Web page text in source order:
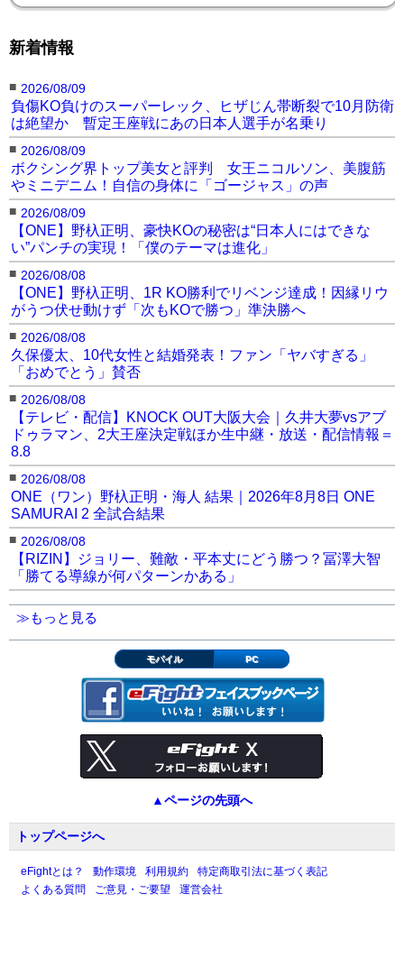
【フォト】際どすぎる
ル、”グラマラス”に生中継でも注目集まる
新着情報
■ 2026/08/09
負傷KO負けのスーパーレック、ヒザじん帯断裂で10月防衛
は絶望か 暫定王座戦にあの日本人選手が名乗り
■ 2026/08/09
ボクシング界トップ美女と評判 女王ニコルソン、美腹筋
やミニデニム！自信の身体に「ゴージャス」の声
■ 2026/08/09
【ONE】野杁正明、豪快KOの秘密は“日本人にはできな
い”パンチの実現！「僕のテーマは進化」
■ 2026/08/08
【ONE】野杁正明、1R KO勝利でリベンジ達成！因縁リウ
がうつ伏せ動けず「次もKOで勝つ」準決勝へ
■ 2026/08/08
久保優太、10代女性と結婚発表！ファン「ヤバすぎる」
「おめでとう」賛否
■ 2026/08/08
【テレビ・配信】KNOCK OUT大阪大会｜久井大夢vsアブ
ドゥラマン、2大王座決定戦ほか生中継・放送・配信情報＝
8.8
■ 2026/08/08
ONE（ワン）野杁正明・海人 結果｜2026年8月8日 ONE
SAMURAI 2 全試合結果
■ 2026/08/08
【RIZIN】ジョリー、難敵・平本丈にどう勝つ？冨澤大智
「勝てる導線が何パターンかある」
≫もっと見る
モバイル PC
▲ページの先頭へ
トップページへ
eFightとは？ 動作環境 利用規約
特定商取引法に基づく表記
よくある質問
ご意見・ご要望 運営会社